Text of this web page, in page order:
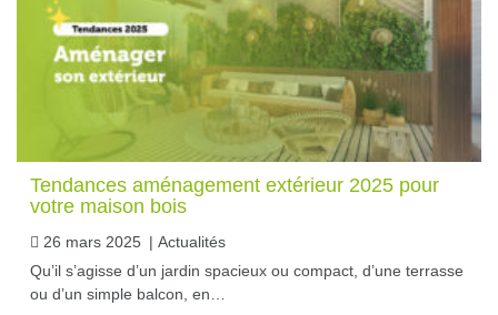
Tendances aménagement extérieur 2025 pour
votre maison bois
26 mars 2025 | Actualités
Qu’il s’agisse d’un jardin spacieux ou compact, d’une terrasse
ou d’un simple balcon, en…